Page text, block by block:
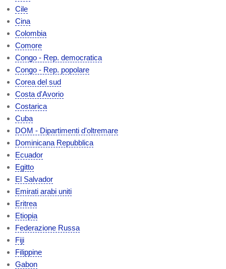
Cile
Cina
Colombia
Comore
Congo - Rep. democratica
Congo - Rep. popolare
Corea del sud
Costa d'Avorio
Costarica
Cuba
DOM - Dipartimenti d'oltremare
Dominicana Repubblica
Ecuador
Egitto
El Salvador
Emirati arabi uniti
Eritrea
Etiopia
Federazione Russa
Fiji
Filippine
Gabon